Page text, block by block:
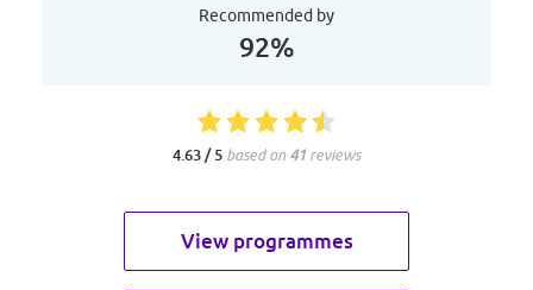
Recommended by
92%
4.63 / 5 based on 41reviews
View programmes